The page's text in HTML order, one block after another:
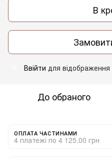
В
Ввійти для
До обраного
ОПЛАТА ЧАСТИНАМИ
4 платежі по 4 125.00 грн